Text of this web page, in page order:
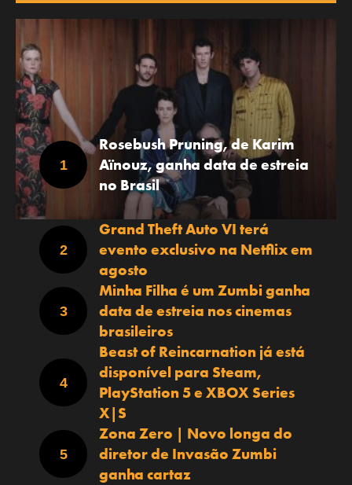
Rosebush Pruning, de Karim
Aïnouz, ganha data de estreia
no Brasil
Grand Theft Auto VI terá
evento exclusivo na Netflix em
agosto
Minha Filha é um Zumbi ganha
data de estreia nos cinemas
brasileiros
Beast of Reincarnation já está
disponível para Steam,
PlayStation 5 e XBOX Series
X|S
Zona Zero | Novo longa do
diretor de Invasão Zumbi
ganha cartaz